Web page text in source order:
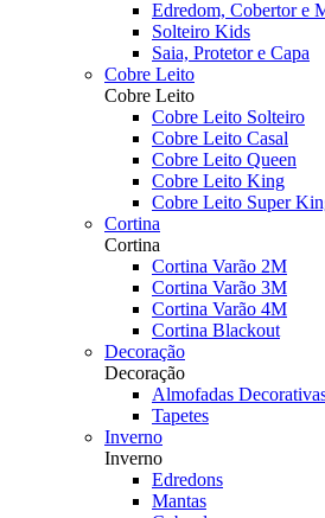
Edredom, Cobertor e
Solteiro Kids
Saia, Protetor e Capa
Cobre Leito
Cobre Leito
Cobre Leito Solteiro
Cobre Leito Casal
Cobre Leito Queen
Cobre Leito King
Cobre Leito Super
Cortina
Cortina
Cortina Varão 2M
Cortina Varão 3M
Cortina Varão 4M
Cortina Blackout
Decoração
Decoração
Almofadas
Tapetes
Inverno
Inverno
Edredons
Mantas